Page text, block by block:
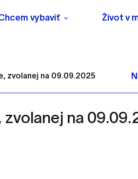
vybaviť Život v
zvolanej na 09.09.2025
zvolanej na